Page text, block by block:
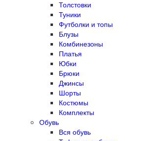
Толстовки
Туники
Футболки и топы
Блузы
Комбинезоны
Платья
Юбки
Брюки
Джинсы
Шорты
Костюмы
Комплекты
Обувь
Вся обувь